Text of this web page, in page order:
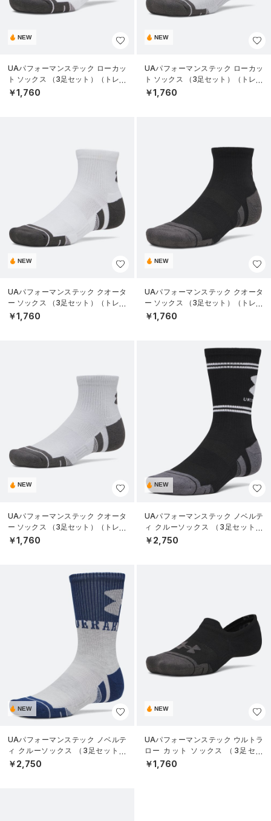
NEW
UAパフォーマンステック ローカッ
ト ソックス （3足セット）（トレー
ニング/UNISEX）
￥1,760
NEW
UAパフォーマンステック ローカッ
ト ソックス （3足セット）（トレー
ニング/UNISEX）
￥1,760
NEW
UAパフォーマンステック クオータ
ー ソックス （3足セット）（トレー
ニング/UNISEX）
￥1,760
NEW
UAパフォーマンステック クオータ
ー ソックス （3足セット）（トレー
ニング/UNISEX）
￥1,760
NEW
UAパフォーマンステック クオータ
ー ソックス （3足セット）（トレー
ニング/UNISEX）
￥1,760
NEW
UAパフォーマンステック ノベルテ
ィ クルーソックス （3足セット）
（トレーニング/UNISEX）
￥2,750
NEW
UAパフォーマンステック ノベルテ
ィ クルーソックス （3足セット）
（トレーニング/UNISEX）
￥2,750
NEW
UAパフォーマンステック ウルトラ
ロー カット ソックス （3足セッ
ト）（トレーニング/UNISEX）
￥1,760